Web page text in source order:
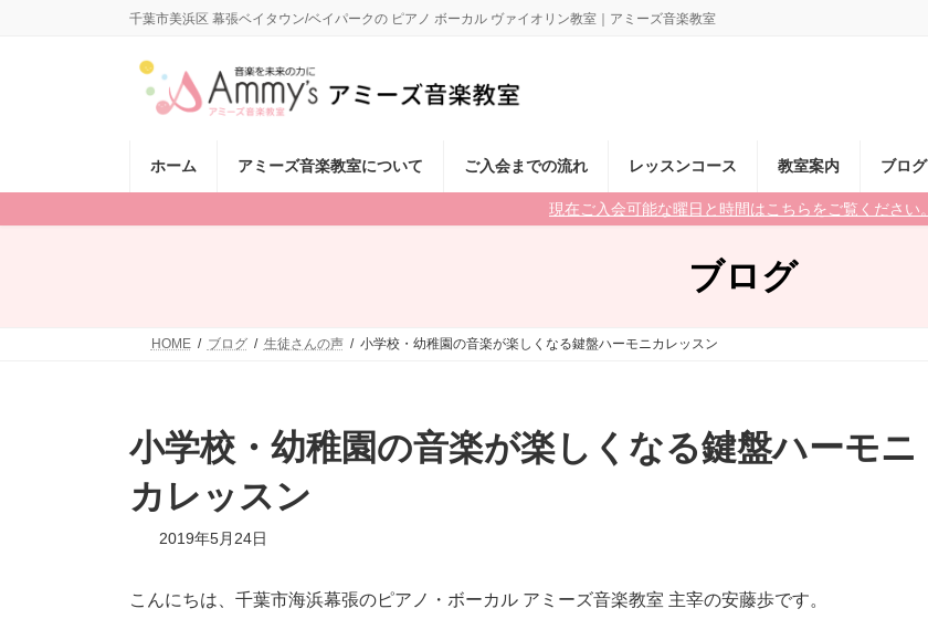
ッ
移
千葉市美浜区 幕張ベイタウン/ベイパークの ピアノ ボーカル ヴァイオリン教室｜アミーズ音楽教室
ホーム アミーズ音楽教室について ご入会までの流れ レッスンコース 教室案内 ブログ
現在ご入会可能な曜日と時間はこちらをご覧ください。
ブログ
HOME ブログ 生徒さんの声 小学校・幼稚園の音楽が楽しくなる鍵盤ハーモニカレッスン
小学校・幼稚園の音楽が楽しくなる鍵盤ハーモニ
カレッスン
2019年5月24日
こんにちは、千葉市海浜幕張のピアノ・ボーカル アミーズ音楽教室 主宰の安藤歩です。